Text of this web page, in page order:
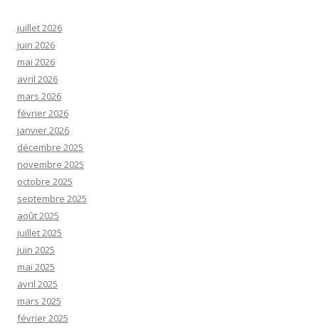
juillet 2026
juin 2026
mai 2026
avril 2026
mars 2026
février 2026
janvier 2026
décembre 2025
novembre 2025
octobre 2025
septembre 2025
août 2025
juillet 2025
juin 2025
mai 2025
avril 2025
mars 2025
février 2025